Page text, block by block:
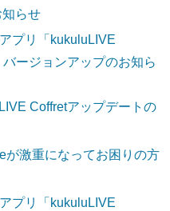
らせ
プリ「kukuluLIVE
ージョンアップのお知ら
Coffretアップデートの
が激重になってお困りの方
プリ「kukuluLIVE